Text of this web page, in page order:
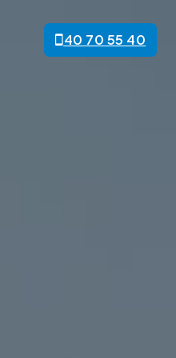
40 70 55 40